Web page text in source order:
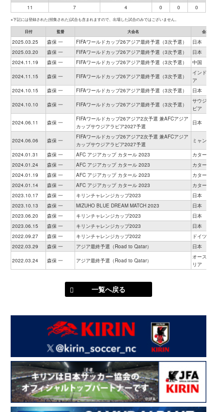
11 7 4 0 0 0
※下記には登録された(招集された)試合も含まれますので、出場した試合のみではございません。
日付 監督 大会名 会場
2025.03.25 森保 一 FIFAワールドカップ26アジア最終予選（3次予選）
日本
2025.03.20
森保 一 FIFAワールドカップ26アジア最終予選（3次予選）
日本
2024.11.19
森保 一 FIFAワールドカップ26アジア最終予選（3次予選） 中国
2024.11.15 森保 一 FIFAワールドカップ26アジア最終予選（3次予選）
インドネシ
ア
2024.10.15
森保 一 FIFAワールドカップ26アジア最終予選（3次予選） 日本
2024.10.10 森保 一 FIFAワールドカップ26アジア最終予選（3次予選）
サウジアラ
ビア
2024.06.11 森保 一
FIFAワールドカップ26アジア2次予選 兼AFCアジア
カップサウジアラビア2027予選
日本
2024.06.06 森保 一
FIFAワールドカップ26アジア2次予選 兼AFCアジア
カップサウジアラビア2027予選
ミャンマー
2024.01.31 森保 一 AFC アジアカップ カタール 2023
カタール
2024.01.24
森保 一 AFC アジアカップ カタール 2023
カタール
2024.01.19
森保 一 AFC アジアカップ カタール 2023
カタール
2024.01.14
森保 一 AFC アジアカップ カタール 2023
カタール
2023.10.17
森保 一 キリンチャレンジカップ2023
日本
2023.10.13
森保 一 MIZUHO BLUE DREAM MATCH 2023
日本
2023.06.20
森保 一 キリンチャレンジカップ2023
日本
2023.06.15
森保 一 キリンチャレンジカップ2023
日本
2022.09.27
森保 一 キリンチャレンジカップ2022
ドイツ
2022.03.29
森保 一 アジア最終予選（Road to Qatar） 日本
2022.03.24 森保 一 アジア最終予選（Road to Qatar）
オーストラ
リア
一覧へ戻る